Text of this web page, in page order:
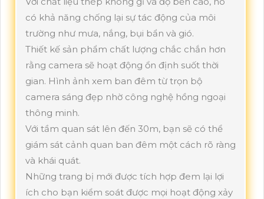
có khả năng chống lại sự tác động của môi
trường như mưa, nắng, bụi bẩn và gió.
Thiết kế sản phẩm chất lượng chắc chắn hơn
rằng camera sẽ hoạt động ổn định suốt thời
gian. Hình ảnh xem ban đêm từ trọn bộ
camera sáng đẹp nhờ công nghệ hồng ngoại
thông minh.
Với tầm quan sát lên đến 30m, bạn sẽ có thể
giám sát cảnh quan ban đêm một cách rõ ràng
và khái quát.
Những trang bị mới được tích hợp đem lại lợi
ích cho bạn kiểm soát được mọi hoạt động xảy